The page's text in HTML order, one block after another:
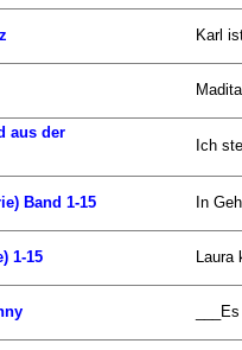
Karl
aus der
Ich
Band 1-15 In
1-15 Laura